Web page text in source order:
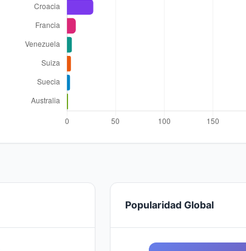
Popularidad Global